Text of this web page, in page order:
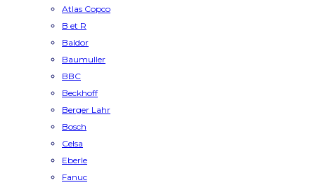
Atlas Copco
B et R
Baldor
Baumuller
BBC
Beckhoff
Berger Lahr
Bosch
Celsa
Eberle
Fanuc